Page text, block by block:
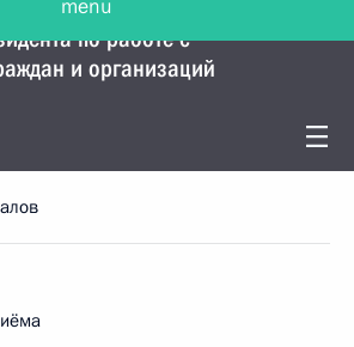
по работе с
и организаций